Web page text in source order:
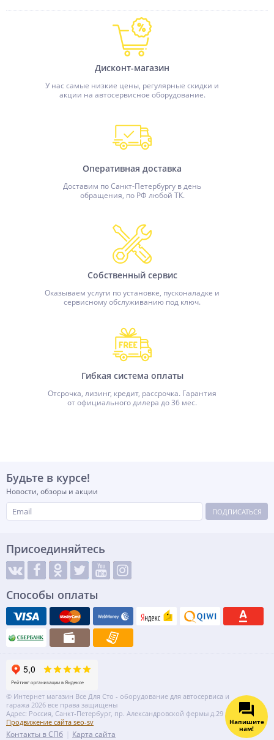
Дисконт-магазин
У нас самые низкие цены, регулярные скидки и
акции на автосервисное оборудование.
Оперативная доставка
Доставим по Санкт-Петербургу в день
обращения, по РФ любой ТК.
Собственный сервис
Оказываем услуги по установке, пусконаладке и
сервисному обслуживанию под ключ.
Гибкая система оплаты
Отсрочка, лизинг, кредит, рассрочка. Гарантия
от официального дилера до 36 мес.
Будьте в курсе!
Новости, обзоры и акции
ПОДПИСАТЬСЯ
Присоединяйтесь
Способы оплаты
© Интернет магазин Все Для Сто - оборудование для автосервиса и
гаража 2026 все права защищены
Адрес: Россия, Санкт-Петербург, пр. Александровской фермы д.29 литер ВГ
Продвижение сайта seo-sv
Контакты в СПб Карта сайта
Напишите
нам!